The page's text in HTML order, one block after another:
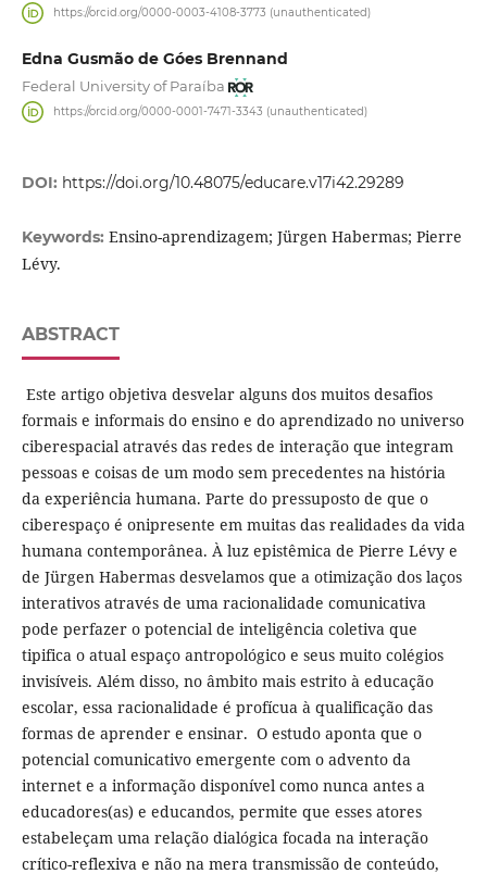
https://orcid.org/0000-0003-4108-3773 (unauthenticated)
Edna Gusmão de Góes Brennand
Federal University of Paraíba
https://orcid.org/0000-0001-7471-3343 (unauthenticated)
DOI: https://doi.org/10.48075/educare.v17i42.29289
Keywords: Ensino-aprendizagem; Jürgen Habermas; Pierre
Lévy.
ABSTRACT
Este artigo objetiva desvelar alguns dos muitos desafios
formais e informais do ensino e do aprendizado no universo
ciberespacial através das redes de interação que integram
pessoas e coisas de um modo sem precedentes na história
da experiência humana. Parte do pressuposto de que o
ciberespaço é onipresente em muitas das realidades da vida
humana contemporânea. À luz epistêmica de Pierre Lévy e
de Jürgen Habermas desvelamos que a otimização dos laços
interativos através de uma racionalidade comunicativa
pode perfazer o potencial de inteligência coletiva que
tipifica o atual espaço antropológico e seus muito colégios
invisíveis. Além disso, no âmbito mais estrito à educação
escolar, essa racionalidade é profícua à qualificação das
formas de aprender e ensinar. O estudo aponta que o
potencial comunicativo emergente com o advento da
internet e a informação disponível como nunca antes a
educadores(as) e educandos, permite que esses atores
estabeleçam uma relação dialógica focada na interação
crítico-reflexiva e não na mera transmissão de conteúdo,